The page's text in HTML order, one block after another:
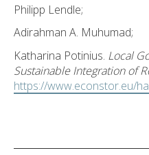
Philipp Lendle;
Adirahman A. Muhumad;
Katharina Potinius. Local
Sustainable Integration of
https://www.econstor.eu/